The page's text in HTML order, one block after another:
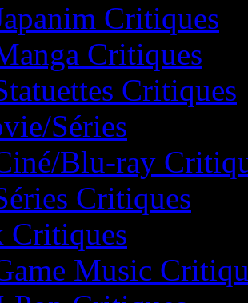
Critiques
Critiques
Critiques
Séries
Blu-ray
Critiques
Critiques
Music